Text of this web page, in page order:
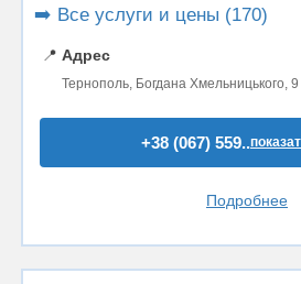
➡️ Все услуги и цены (170)
📍 Адрес
Тернополь, Богдана Хмельницького, 9
+38 (067) 559..
Подробнее